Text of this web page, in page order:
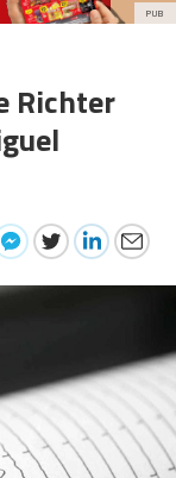
PUB
Richter